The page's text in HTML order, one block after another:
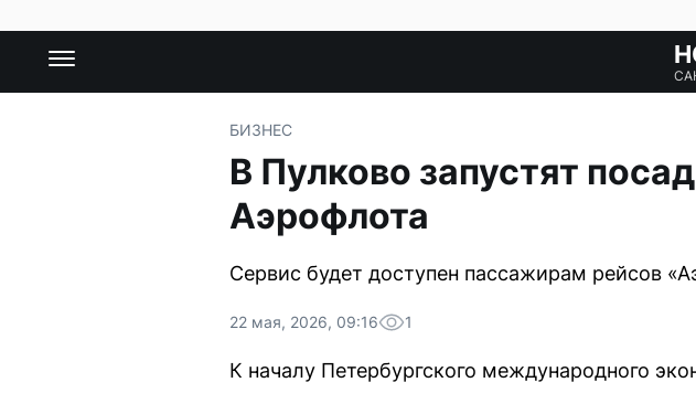
БИЗНЕС
В Пулково запустят
Аэрофлота
Сервис будет доступен пассажирам рейсов
22 мая, 2026, 09:16 1
К началу Петербургского международного